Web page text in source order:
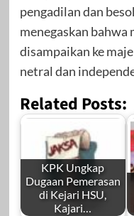
pengadilan dan
menegaskan bahwa
disampaikan ke
netral dan
Related Posts:
KPK Ungkap
Dugaan Pemerasan
di Kejari HSU,
Kajari…